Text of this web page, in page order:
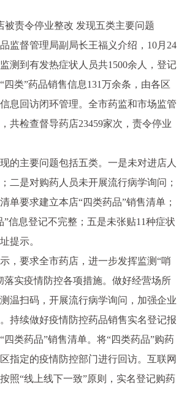
责令停业整改 发现五类主要问题
督管理局副局长王福义介绍，10月24
测到有发热症状人员共1500余人，登记
四类”药品销售信息131万余条，由各区
息回访闭环管理。全市药监和市场监管
共检查督导药店23459家次，责令停业
主要问题包括五类。一是未对进店人
二是对购药人员未开展流行病学询问；
单要求建立本店“四类药品”销售清单；
”信息登记不完整；五是未张贴11种症状
提示。
要求全市药店，进一步发挥监测“哨
落实疫情防控各项措施。做好经营场所
温扫码，开展流行病学询问，加强企业
持续做好疫情防控药品销售实名登记报
四类药品”销售清单。将“四类药品”购药
指定的疫情防控部门进行回访。互联网
照“线上线下一致”原则，实名登记购药